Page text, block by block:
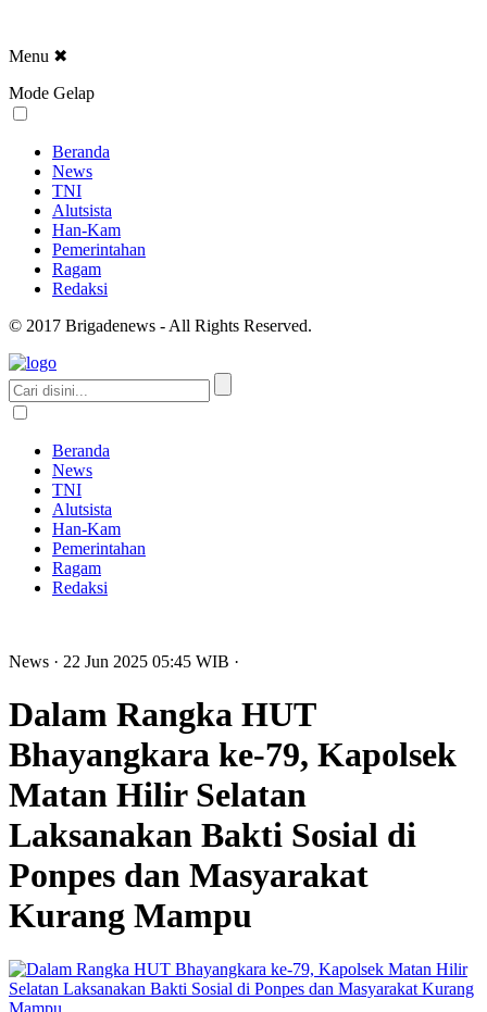
Menu ✖
Mode Gelap
Beranda
News
TNI
Alutsista
Han-Kam
Pemerintahan
Ragam
Redaksi
© 2017 Brigadenews - All Rights Reserved.
Beranda
News
TNI
Alutsista
Han-Kam
Pemerintahan
Ragam
Redaksi
News · 22 Jun 2025 05:45 WIB ·
Dalam Rangka HUT
Bhayangkara ke-79, Kapolsek
Matan Hilir Selatan
Laksanakan Bakti Sosial di
Ponpes dan Masyarakat
Kurang Mampu